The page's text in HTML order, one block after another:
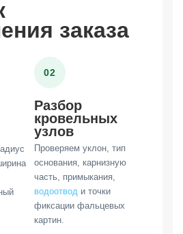
заказа
02
Разбор
кровельных
узлов
Проверяем уклон, тип
основания, карнизную
часть, примыкания,
водоотвод и точки
фиксации фальцевых
картин.